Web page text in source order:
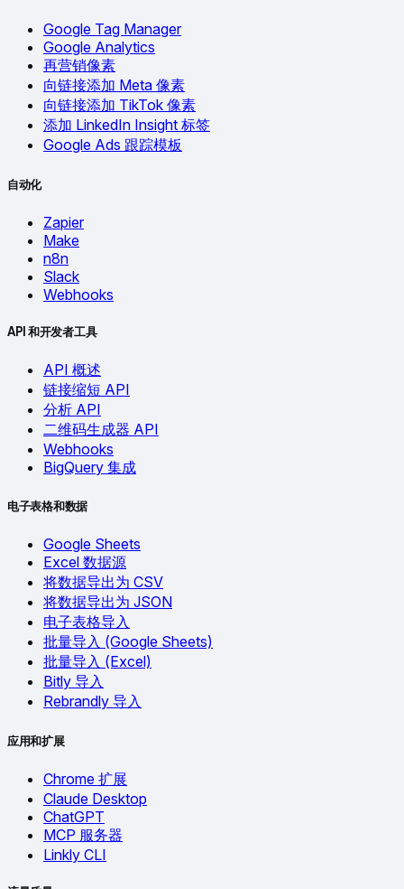
Google Tag Manager
Google Analytics
再营销像素
向链接添加 Meta 像素
向链接添加 TikTok 像素
添加 LinkedIn Insight 标签
Google Ads 跟踪模板
自动化
Zapier
Make
n8n
Slack
Webhooks
API 和开发者工具
API 概述
链接缩短 API
分析 API
二维码生成器 API
Webhooks
BigQuery 集成
电子表格和数据
Google Sheets
Excel 数据源
将数据导出为 CSV
将数据导出为 JSON
电子表格导入
批量导入 (Google Sheets)
批量导入 (Excel)
Bitly 导入
Rebrandly 导入
应用和扩展
Chrome 扩展
Claude Desktop
ChatGPT
MCP 服务器
Linkly CLI